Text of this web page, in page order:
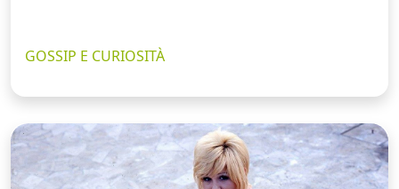
GOSSIP E CURIOSITÀ